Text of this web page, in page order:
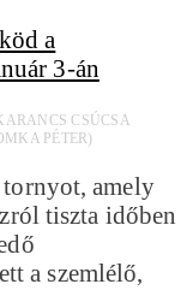
CSÚCSA
PÉTER)
amely
tiszta időben
a szemlélő,